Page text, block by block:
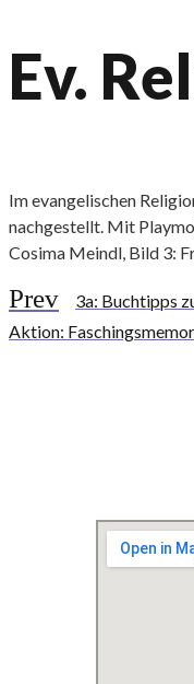
Ev.
Im evangelischen
nachgestellt. Mit
Cosima Meindl, Bild 3:
Prev
3a: Buchtipps
Aktion: